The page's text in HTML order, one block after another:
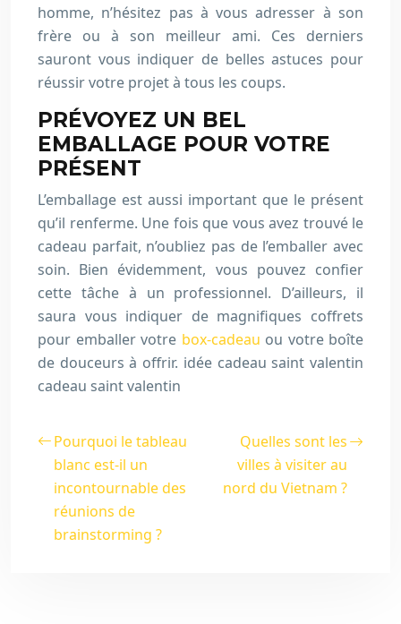
homme, n’hésitez pas à vous adresser à son
frère ou à son meilleur ami. Ces derniers
sauront vous indiquer de belles astuces pour
réussir votre projet à tous les coups.
PRÉVOYEZ UN BEL
EMBALLAGE POUR VOTRE
PRÉSENT
L’emballage est aussi important que le présent
qu’il renferme. Une fois que vous avez trouvé le
cadeau parfait, n’oubliez pas de l’emballer avec
soin. Bien évidemment, vous pouvez confier
cette tâche à un professionnel. D’ailleurs, il
saura vous indiquer de magnifiques coffrets
pour emballer votre box-cadeau ou votre boîte
de douceurs à offrir. idée cadeau saint valentin
cadeau saint valentin
Pourquoi le tableau
blanc est-il un
incontournable des
réunions de
brainstorming ?
Quelles sont les
villes à visiter au
nord du Vietnam ?